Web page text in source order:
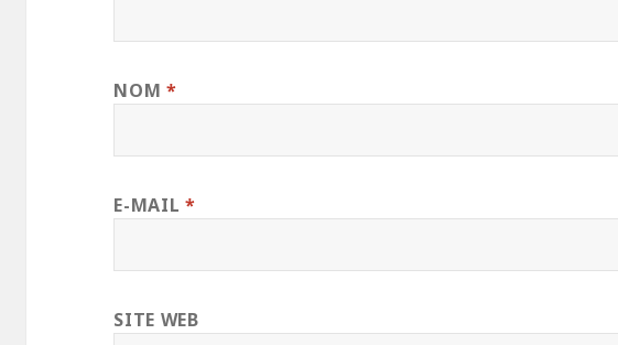
NOM *
E-MAIL *
SITE WEB